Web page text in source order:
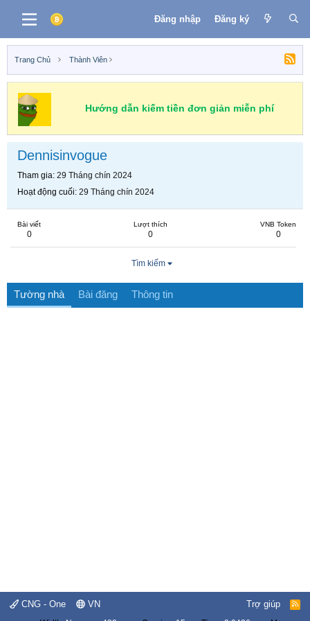
Đăng nhập Đăng ký
Trang Chủ Thành Viên
Hướng dẫn kiếm tiền đơn giản miễn phí
Dennisinvogue
Tham gia 29 Tháng chín 2024
Hoạt động cuối 29 Tháng chín 2024
Bài viết
0
Lượt thích
0
VNB Token
0
Tìm kiếm
Tường nhà Bài đăng Thông tin
CNG - One VN Trợ giúp
R